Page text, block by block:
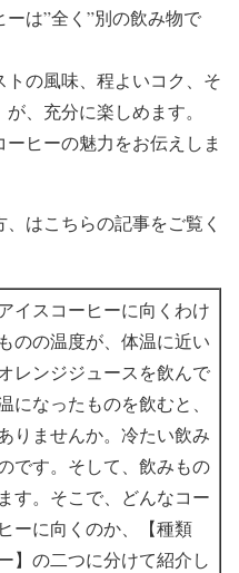
は”全く”別の飲み物で
の風味、程よいコク、そ
、充分に楽しめます。
ヒーの魅力をお伝えしま
はこちらの記事をご覧く
イスコーヒーに向くわけ
のの温度が、体温に近い
レンジジュースを飲んで
になったものを飲むと、
りませんか。冷たい飲み
です。そして、飲みもの
す。そこで、どんなコー
ーに向くのか、【種類
】の二つに分けて紹介し